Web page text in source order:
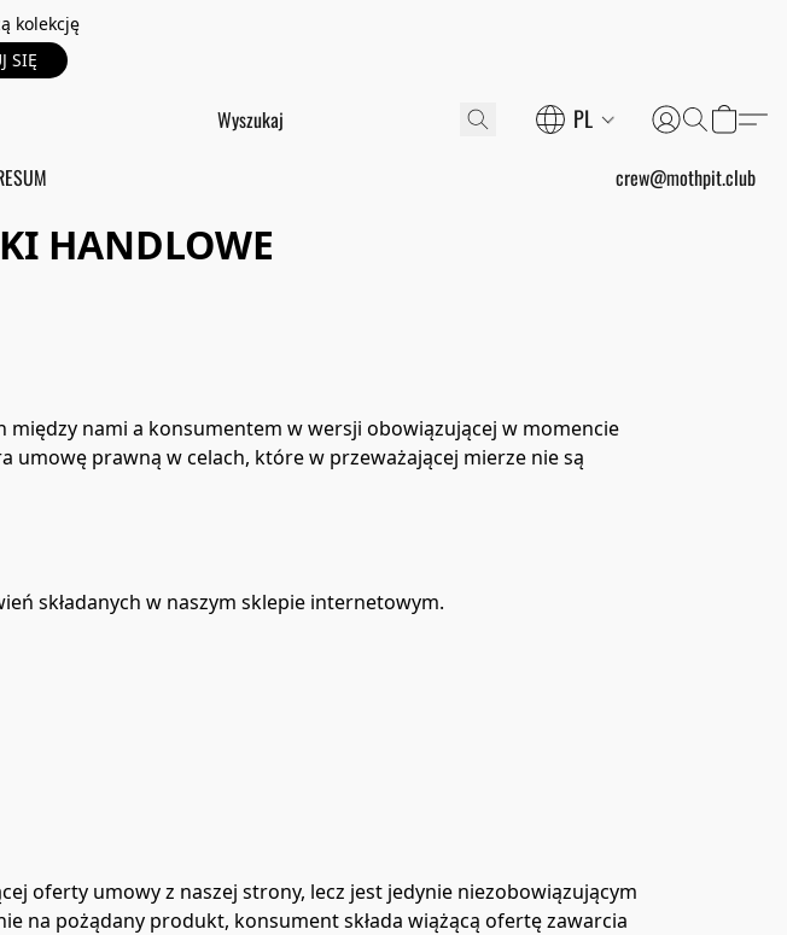
kolekcję
SIĘ
PL
crew@mothpit.club
HANDLOWE
nami a konsumentem w wersji obowiązującej w momencie
umowę prawną w celach, które w przeważającej mierze nie są
składanych w naszym sklepie internetowym.
oferty umowy z naszej strony, lecz jest jedynie niezobowiązującym
na pożądany produkt, konsument składa wiążącą ofertę zawarcia